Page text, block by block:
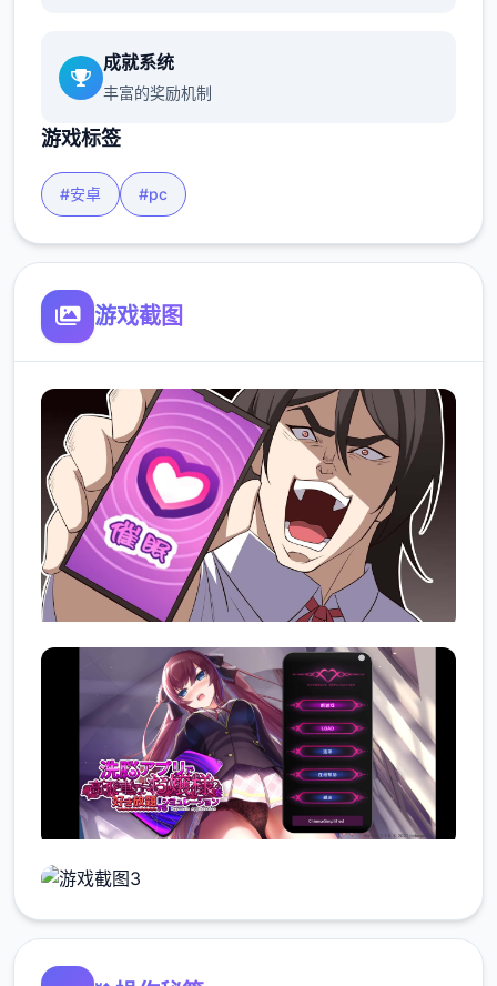
成就系统
丰富的奖励机制
游戏标签
#安卓 #pc
游戏截图